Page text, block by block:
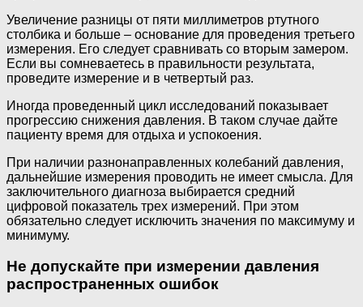
Увеличение разницы от пяти миллиметров ртутного
столбика и больше – основание для проведения третьего
измерения. Его следует сравнивать со вторым замером.
Если вы сомневаетесь в правильности результата,
проведите измерение и в четвертый раз.
Иногда проведенный цикл исследований показывает
прогрессию снижения давления. В таком случае дайте
пациенту время для отдыха и успокоения.
При наличии разнонаправленных колебаний давления,
дальнейшие измерения проводить не имеет смысла. Для
заключительного диагноза выбирается средний
цифровой показатель трех измерений. При этом
обязательно следует исключить значения по максимуму и
минимуму.
Не допускайте при измерении давления
распространенных ошибок